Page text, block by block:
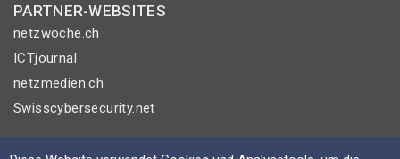
PARTNER-WEBSITES
netzwoche.ch
ICTjournal
netzmedien.ch
Swisscybersecurity.net